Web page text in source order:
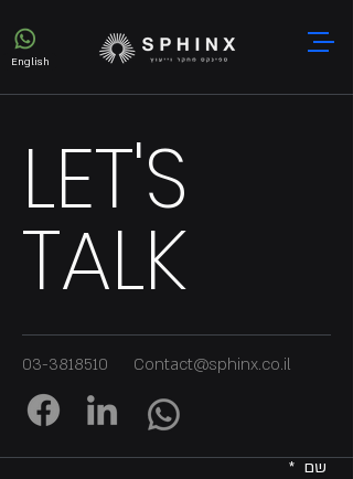
English
LET'S
TALK
03-3818510 Contact@sphinx.co.il
שם *